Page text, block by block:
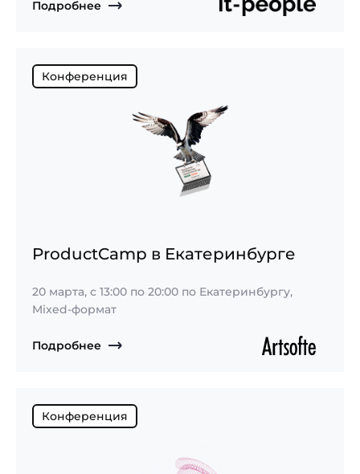
Подробнее
Конференция
ProductCamp в Екатеринбурге
20 марта, с 13:00 по 20:00 по Екатеринбургу,
Mixed-формат
Подробнее
Конференция